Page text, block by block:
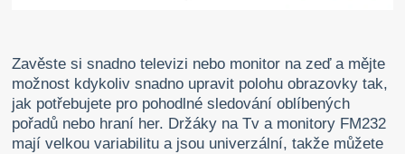
Zavěste si snadno televizi nebo monitor na zeď a mějte
možnost kdykoliv snadno upravit polohu obrazovky tak,
jak potřebujete pro pohodlné sledování oblíbených
pořadů nebo hraní her. Držáky na Tv a monitory FM232
mají velkou variabilitu a jsou univerzální, takže můžete